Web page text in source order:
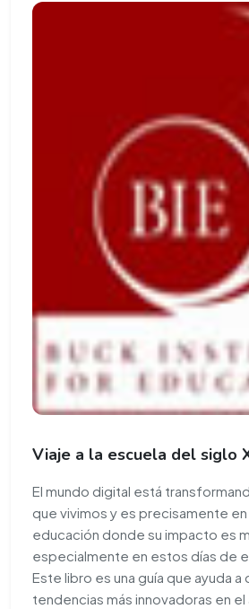
Viaje a la escuela del siglo
El mundo digital está
que vivimos y es precisamente
educación donde su impacto es
especialmente en estos días de
Este libro es una guía que ayuda a
tendencias más innovadoras en